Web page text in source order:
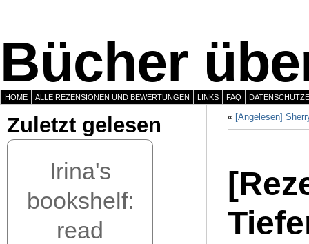
Bücher
HOME ALLE REZENSIONEN UND BEWERTUNGEN LINKS FAQ
Zuletzt gelesen
Irina's
bookshelf:
read
« [Angelesen]